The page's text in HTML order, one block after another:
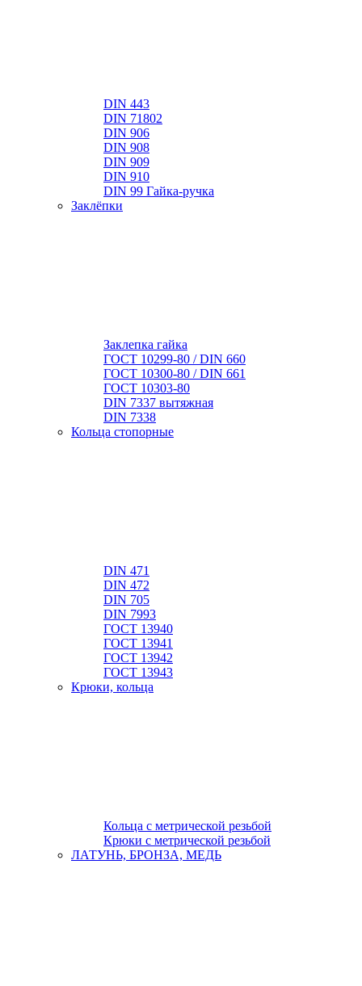
DIN 443
DIN 71802
DIN 906
DIN 908
DIN 909
DIN 910
DIN 99 Гайка-ручка
Заклёпки
Заклепка гайка
ГОСТ 10299-80 / DIN 660
ГОСТ 10300-80 / DIN 661
ГОСТ 10303-80
DIN 7337 вытяжная
DIN 7338
Кольца стопорные
DIN 471
DIN 472
DIN 705
DIN 7993
ГОСТ 13940
ГОСТ 13941
ГОСТ 13942
ГОСТ 13943
Крюки, кольца
Кольца с метрической резьбой
Крюки с метрической резьбой
ЛАТУНЬ, БРОНЗА, МЕДЬ